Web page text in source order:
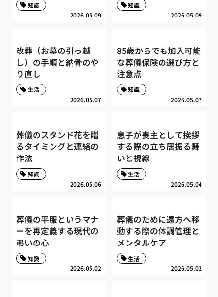
2026.05.09
知識
2026.05.09
知識
改葬（お墓の引っ越
し）の手順と納骨のや
り直し
2026.05.07
生活
85歳からでも加入可能
な葬儀保険の選び方と
注意点
2026.05.07
知識
葬儀のスタンド花を贈
るタイミングと連絡の
作法
2026.05.06
知識
息子が喪主として挨拶
する際の立ち居振る舞
いと視線
2026.05.04
生活
葬儀の平服というマナ
ーを再定義する現代の
弔いの心
2026.05.02
知識
葬儀のために遠方へ移
動する際の体調管理と
メンタルケア
2026.05.02
生活